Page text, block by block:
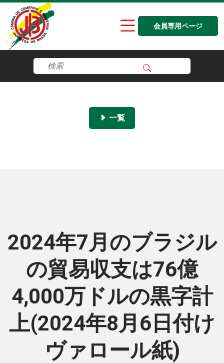
会員専用ページ
一覧
2024年7月のブラジル
の貿易収支は76億
4,000万ドルの黒字計
上(2024年8月6日付け
ヴァロール紙)